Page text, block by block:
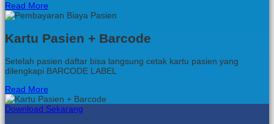
Read More
Kartu Pasien + Barcode
Setelah pasien daftar bisa langsung cetak kartu pasien yang
dilengkapi BARCODE LABEL
Read More
Download Sekarang